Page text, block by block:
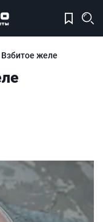
Взбитое желе